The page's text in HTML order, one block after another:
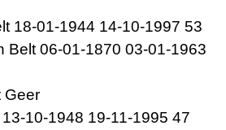
18-01-1944 14-10-1997 53
Belt 06-01-1870 03-01-1963
Geer
10-1948 19-11-1995 47